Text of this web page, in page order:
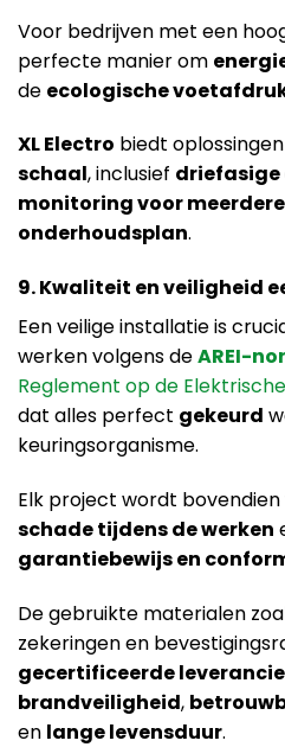
Voor bedrijven met een
perfecte manier om
de ecologische
XL Electro biedt
schaal, inclusief driefasige
monitoring voor
onderhoudsplan.
9. Kwaliteit en veiligheid
Een veilige installatie is
werken volgens deAREI-
Reglement op de
dat alles perfect gekeurd
keuringsorganisme.
Elk project wordt
schade tijdens de werken
garantiebewijs en
De gebruikte materialen
zekeringen en
gecertificeerde
brandveiligheid,
en lange levensduur.